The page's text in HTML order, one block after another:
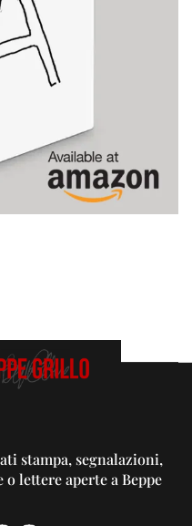
stampa, segnalazioni,
lettere aperte a Beppe